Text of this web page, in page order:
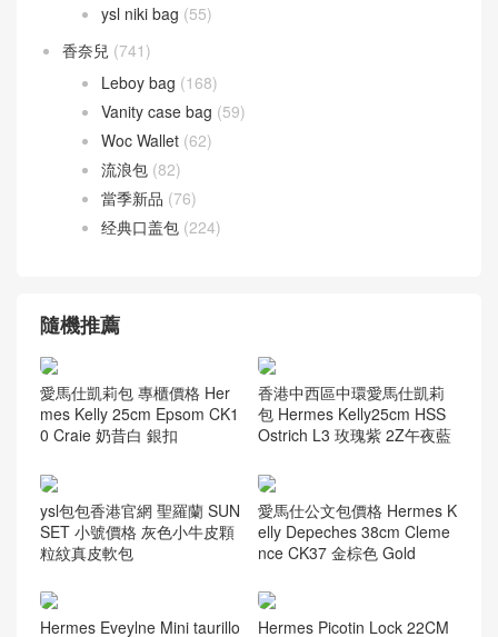
ysl niki bag (55)
香奈兒 (741)
Leboy bag (168)
Vanity case bag (59)
Woc Wallet (62)
流浪包 (82)
當季新品 (76)
经典口盖包 (224)
隨機推薦
愛馬仕凱莉包 專櫃價格 Her
mes Kelly 25cm Epsom CK1
0 Craie 奶昔白 銀扣
香港中西區中環愛馬仕凱莉
包 Hermes Kelly25cm HSS
Ostrich L3 玫瑰紫 2Z午夜藍
ysl包包香港官網 聖羅蘭 SUN
SET 小號價格 灰色小牛皮顆
粒紋真皮軟包
愛馬仕公文包價格 Hermes K
elly Depeches 38cm Cleme
nce CK37 金棕色 Gold
Hermes Eveylne Mini taurillo Hermes Picotin Lock 22CM